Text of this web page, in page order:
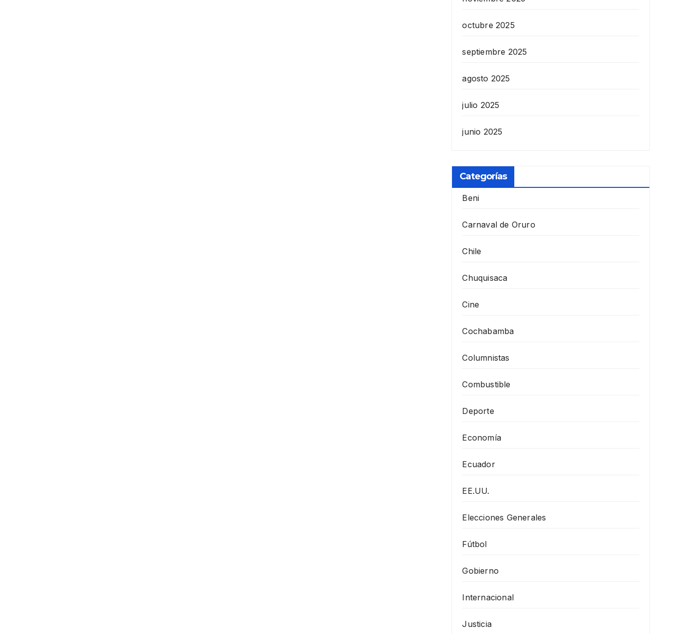
octubre 2025
septiembre 2025
agosto 2025
julio 2025
junio 2025
Categorías
Beni
Carnaval de Oruro
Chile
Chuquisaca
Cine
Cochabamba
Columnistas
Combustible
Deporte
Economía
Ecuador
EE.UU.
Elecciones Generales
Fútbol
Gobierno
Internacional
Justicia